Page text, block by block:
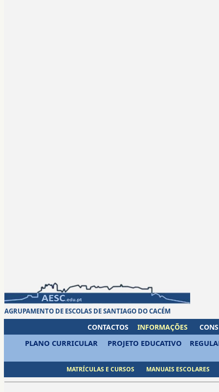
AGRUPAMENTO DE ESCOLAS DE SANTIAGO DO CACÉM
CONTACTOS INFORMAÇÕES
PLANO CURRICULAR PROJETO EDUCATIVO
MATRÍCULAS E CURSOS MANUAIS ESCOLARES